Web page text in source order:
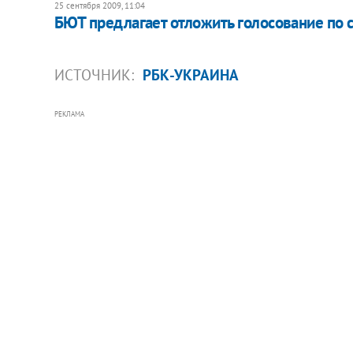
25 сентября 2009, 11:04
БЮТ предлагает отложить голосование по
ИСТОЧНИК: РБК-УКРАИНА
РЕКЛАМА